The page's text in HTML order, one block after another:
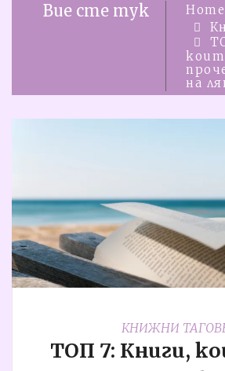
Вие сте тук
Home
на
КНИЖНИ
ТОП 7: Книги,